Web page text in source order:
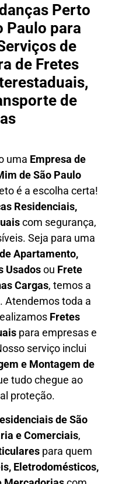
Perto
Paulo para
de
de Fretes
de
uma Empresa de
de São Paulo
é a escolha certa!
Residenciais,
com segurança,
Seja para uma
Apartamento,
Usadosou Frete
Cargas, temos a
Atendemostoda a
Fretes
para empresas e
serviço inclui
e Montagem de
tudo chegue ao
proteção.
de São
e Comerciais,
para quem
Eletrodomésticos,